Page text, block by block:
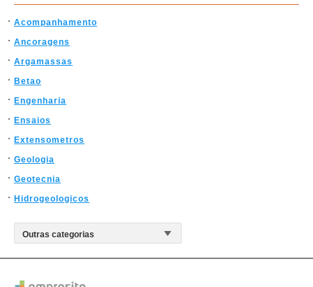
Acompanhamento
Ancoragens
Argamassas
Betao
Engenharia
Ensaios
Extensometros
Geologia
Geotecnia
Hidrogeologicos